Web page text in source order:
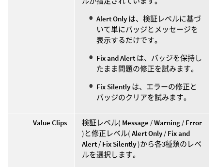
Alert Only は、検証レベルに基づ
いて単にバッジとメッセージを
表示するだけです。
Fix and Alert は、バッジを保持し
たまま問題の修正を試みます。
Fix Silently は、エラーの修正と
バッジのクリアを試みます。
Value Clips 検証レベル( Message /Warning / Error
)と修正レベル( Alert Only / Fix and
Alert / Fix Silently)から各3種類のレベ
ルを選択します。